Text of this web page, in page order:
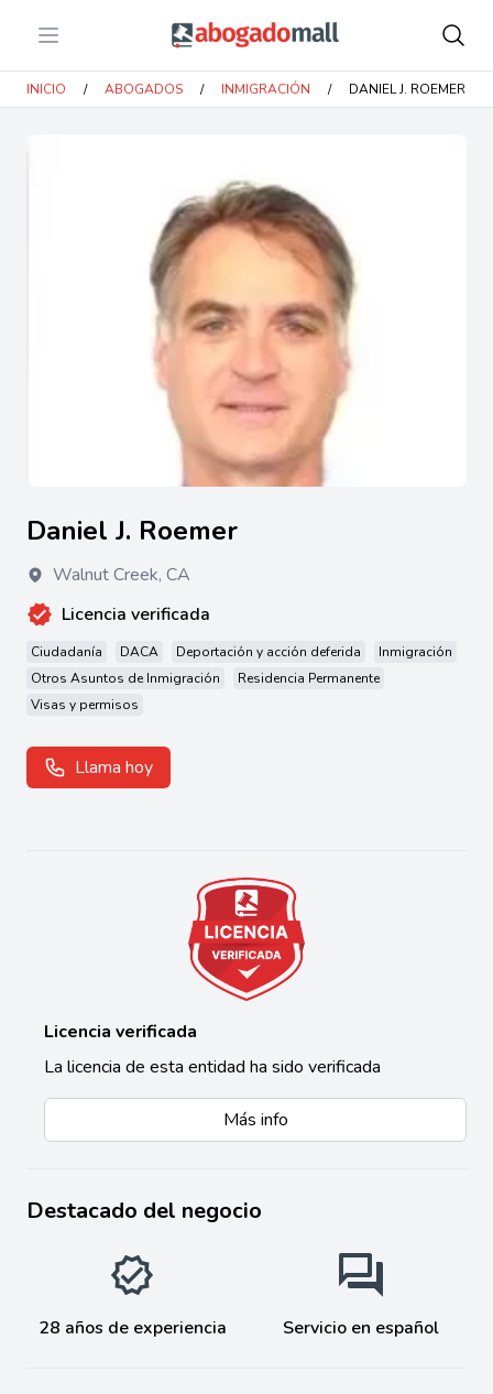
Open menu Abogadomall
INICIO / ABOGADOS / INMIGRACIÓN / DANIEL J. ROEMER
Daniel J. Roemer
Walnut Creek, CA
Licencia verificada
Ciudadanía DACA Deportación y acción deferida
Inmigración
Otros Asuntos de Inmigración
Residencia Permanente
Visas y permisos
Llama hoy
Licencia verificada
La licencia de esta entidad ha sido verificada
Más info
Destacado del negocio
28 años de experiencia Servicio en español